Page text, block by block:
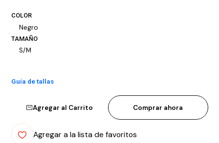
COLOR
Negro
TAMAÑO
S/M
Guía de tallas
Agregar al Carrito Comprar ahora
Agregar a la lista de favoritos